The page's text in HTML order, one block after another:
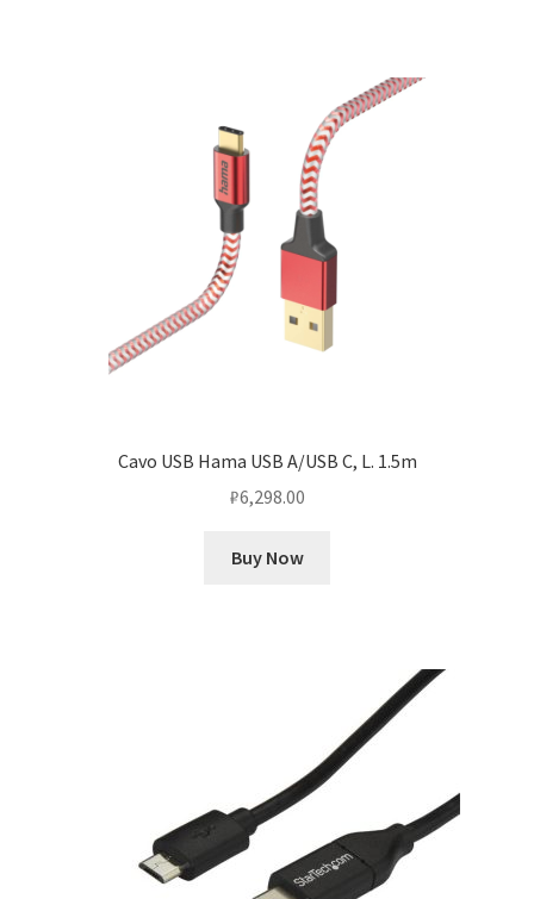
Cavo USB Hama USB A/USB C, L. 1.5m
₽6,298.00
Buy Now